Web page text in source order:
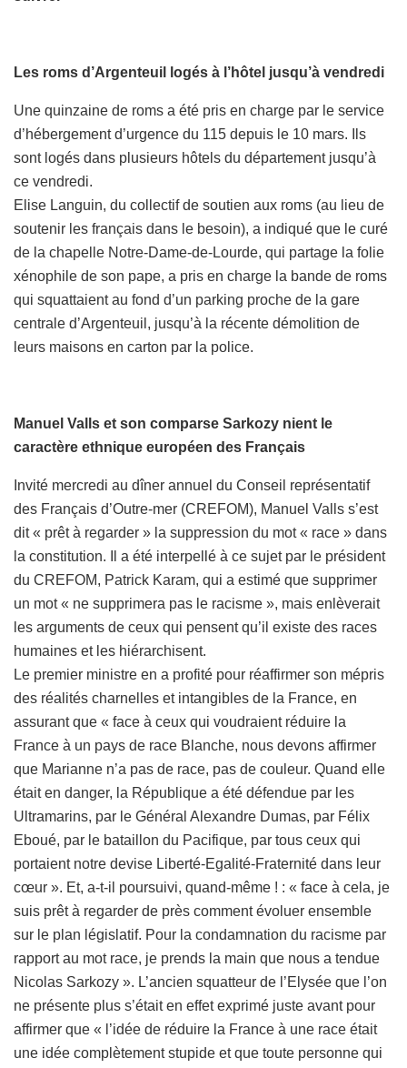
Les roms d’Argenteuil logés à l’hôtel jusqu’à vendredi
Une quinzaine de roms a été pris en charge par le service
d’hébergement d’urgence du 115 depuis le 10 mars. Ils
sont logés dans plusieurs hôtels du département jusqu’à
ce vendredi.
Elise Languin, du collectif de soutien aux roms (au lieu de
soutenir les français dans le besoin), a indiqué que le curé
de la chapelle Notre-Dame-de-Lourde, qui partage la folie
xénophile de son pape, a pris en charge la bande de roms
qui squattaient au fond d’un parking proche de la gare
centrale d’Argenteuil, jusqu’à la récente démolition de
leurs maisons en carton par la police.
Manuel Valls et son comparse Sarkozy nient le
caractère ethnique européen des Français
Invité mercredi au dîner annuel du Conseil représentatif
des Français d’Outre-mer (CREFOM), Manuel Valls s’est
dit « prêt à regarder » la suppression du mot « race » dans
la constitution. Il a été interpellé à ce sujet par le président
du CREFOM, Patrick Karam, qui a estimé que supprimer
un mot « ne supprimera pas le racisme », mais enlèverait
les arguments de ceux qui pensent qu’il existe des races
humaines et les hiérarchisent.
Le premier ministre en a profité pour réaffirmer son mépris
des réalités charnelles et intangibles de la France, en
assurant que « face à ceux qui voudraient réduire la
France à un pays de race Blanche, nous devons affirmer
que Marianne n’a pas de race, pas de couleur. Quand elle
était en danger, la République a été défendue par les
Ultramarins, par le Général Alexandre Dumas, par Félix
Eboué, par le bataillon du Pacifique, par tous ceux qui
portaient notre devise Liberté-Egalité-Fraternité dans leur
cœur ». Et, a-t-il poursuivi, quand-même ! : « face à cela, je
suis prêt à regarder de près comment évoluer ensemble
sur le plan législatif. Pour la condamnation du racisme par
rapport au mot race, je prends la main que nous a tendue
Nicolas Sarkozy ». L’ancien squatteur de l’Elysée que l’on
ne présente plus s’était en effet exprimé juste avant pour
affirmer que « l’idée de réduire la France à une race était
une idée complètement stupide et que toute personne qui